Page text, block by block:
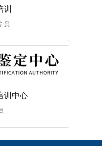
训
员
训中心